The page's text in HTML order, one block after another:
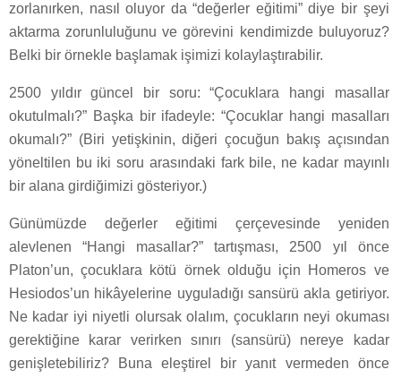
zorlanırken, nasıl oluyor da “değerler eğitimi” diye bir şeyi
aktarma zorunluluğunu ve görevini kendimizde buluyoruz?
Belki bir örnekle başlamak işimizi kolaylaştırabilir.
2500 yıldır güncel bir soru: “Çocuklara hangi masallar
okutulmalı?” Başka bir ifadeyle: “Çocuklar hangi masalları
okumalı?” (Biri yetişkinin, diğeri çocuğun bakış açısından
yöneltilen bu iki soru arasındaki fark bile, ne kadar mayınlı
bir alana girdiğimizi gösteriyor.)
Günümüzde değerler eğitimi çerçevesinde yeniden
alevlenen “Hangi masallar?” tartışması, 2500 yıl önce
Platon’un, çocuklara kötü örnek olduğu için Homeros ve
Hesiodos’un hikâyelerine uyguladığı sansürü akla getiriyor.
Ne kadar iyi niyetli olursak olalım, çocukların neyi okuması
gerektiğine karar verirken sınırı (sansürü) nereye kadar
genişletebiliriz? Buna eleştirel bir yanıt vermeden önce